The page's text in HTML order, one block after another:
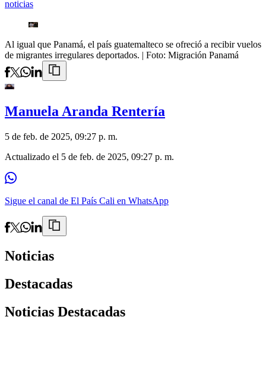
noticias
Al igual que Panamá, el país guatemalteco se ofreció a recibir vuelos
de migrantes irregulares deportados. | Foto: Migración Panamá
Manuela Aranda Rentería
5 de feb. de 2025, 09:27 p. m.
Actualizado el 5 de feb. de 2025, 09:27 p. m.
Sigue el canal de El País Cali en WhatsApp
Noticias
Destacadas
Noticias Destacadas